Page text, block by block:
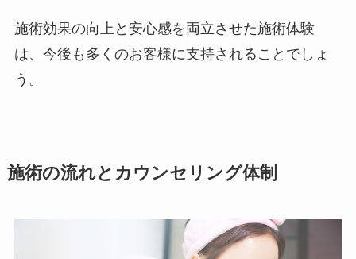
施術効果の向上と安心感を両立させた施術体験
は、今後も多くのお客様に支持されることでしょ
う。
施術の流れとカウンセリング体制